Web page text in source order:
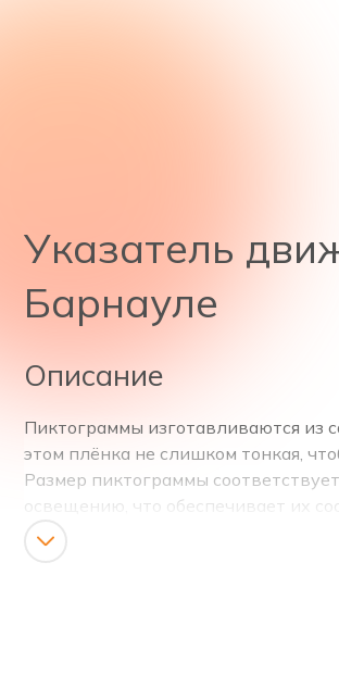
Указатель
Барнауле
Описание
Пиктограммы изготавливаются из
этом плёнка не слишком тонкая,
Размер пиктограммы
освещению, что обеспечивает их
она дополняет планы эвакуации,